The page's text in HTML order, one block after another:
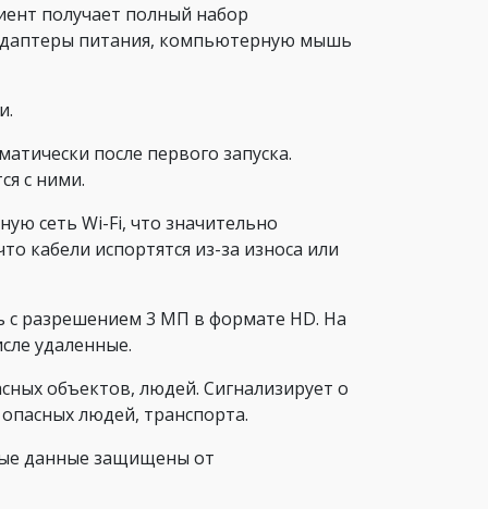
получает полный набор
питания, компьютерную мышь
после первого запуска.
с ними.
сеть Wi-Fi, что значительно
кабели испортятся из-за износа или
разрешением 3 МП в формате HD. На
удаленные.
объектов, людей. Сигнализирует о
людей, транспорта.
данные защищены от